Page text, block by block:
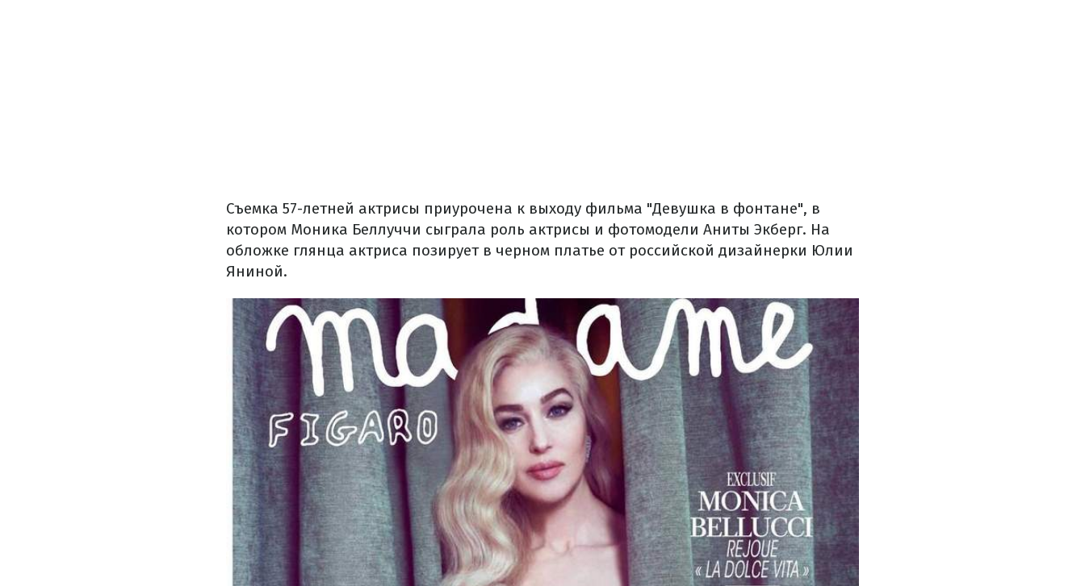
Съемка 57-летней актрисы приурочена к выходу фильма "Девушка в фонтане", в
котором Моника Беллуччи сыграла роль актрисы и фотомодели Аниты Экберг. На
обложке глянца актриса позирует в черном платье от российской дизайнерки Юлии
Яниной.